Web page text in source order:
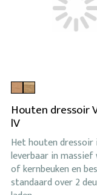
Houten dressoir
lV
Het houten dressoir
leverbaar in massief
of kernbeuken en
standaard over 2